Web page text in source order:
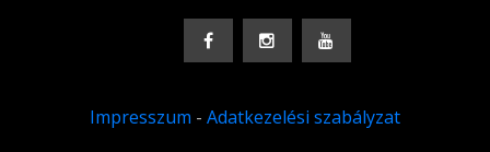
Impresszum - Adatkezelési szabályzat